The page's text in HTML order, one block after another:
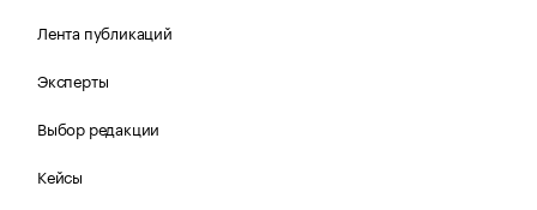
Лента публикаций
Эксперты
Выбор редакции
Кейсы